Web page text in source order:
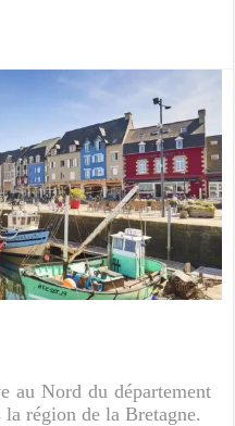
au Nord du département
région de la Bretagne.